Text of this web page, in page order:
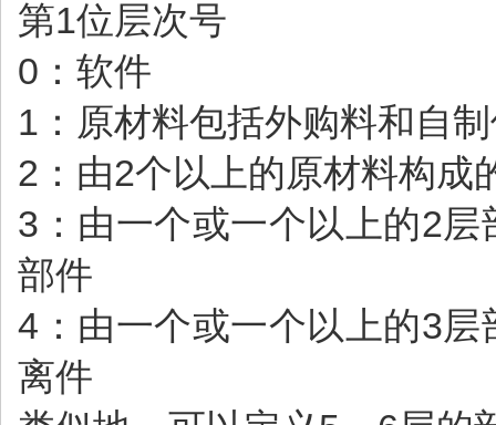
第1位层次号
0：软件
1：原材料包括外购料和自
2：由2个以上的原材料构成
3：由一个或一个以上的2
部件
4：由一个或一个以上的3
离件